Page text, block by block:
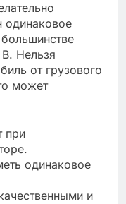
одинаковое
Нельзя
от грузового
может
при
одинаковое
и